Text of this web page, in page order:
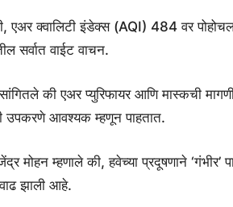
एअर क्वालिटी इंडेक्स (AQI) 484 वर
सर्वात वाईट वाचन.
की एअर प्युरिफायर आणि मास्कची
उपकरणे आवश्यक म्हणून पाहतात.
मोहन म्हणाले की, हवेच्या प्रदूषणाने ‘गंभीर’
वाढ झाली आहे.